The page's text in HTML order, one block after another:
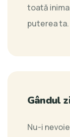
toată
puterea ta.
Gândul
Nu-i